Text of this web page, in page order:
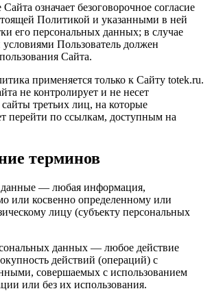
означает безоговорочное согласие
Политикой и указанными в ней
его персональных данных; в случае
условиями Пользователь должен
Сайта.
применяется только к Сайту totek.ru.
не контролирует и не несет
сайты третьих лиц, на которые
перейти по ссылкам, доступным на
терминов
данные — любая информация,
или косвенно определенному или
лицу (субъекту персональных
данных — любое действие
действий (операций) с
совершаемых с использованием
или без их использования.